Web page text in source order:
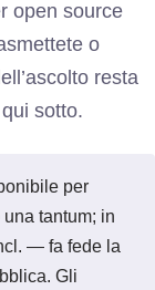
open source
o
resta
qui sotto.
per
tantum; in
— fa fede la
Gli